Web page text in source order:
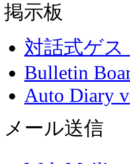
掲示板
対話式ゲス
Bulletin
Auto Diary
メール送信